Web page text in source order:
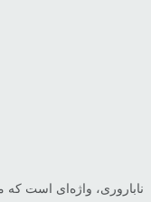
ناباروری، واژه‌ای است که